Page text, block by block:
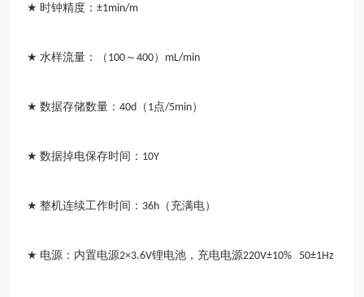
★ 时钟精度：±1min/m
★水样流量：（ 100 ～400） mL/min
★数据存储数量：40d （ 1点/5min）
★数据掉电保存时间： 10Y
★整机连续工作时间： 36h （充满电）
★ 电源：内置电源2×3.6V锂电池，充电电源220V±10% 50±1Hz